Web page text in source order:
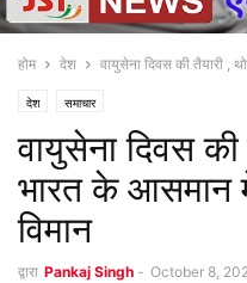
होम देश वायुसेना दिवस की तैयारी ,
देश समाचार
वायुसेना दिवस की
भारत के आसमान
विमान
द्वारा Pankaj Singh - October 8,